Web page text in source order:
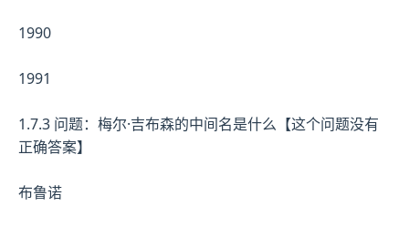
1990
1991
1.7.3 问题：梅尔·吉布森的中间名是什么【这个问题没有
正确答案】
布鲁诺